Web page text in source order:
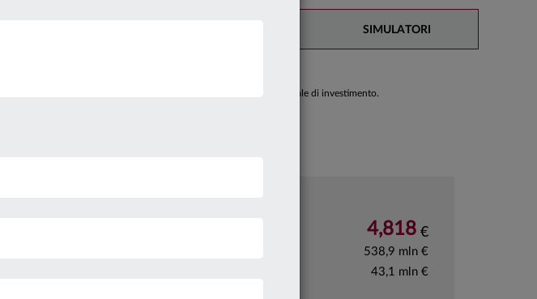
SIMULATORI
chiave per gli investitori prima di prendere una decisione finale di investimento.
4,818 €
538,9 mln €
43,1 mln €
Kairos